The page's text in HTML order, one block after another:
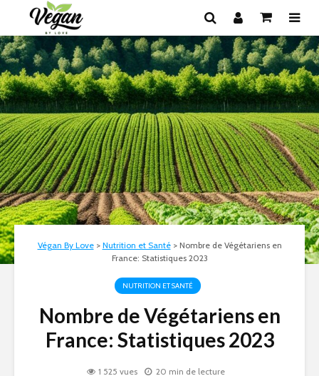
Végan By Love> Nutrition et Santé> Nombre de Végétariens en
France: Statistiques 2023
NUTRITION ET SANTÉ
Nombre de Végétariens en
France: Statistiques 2023
1 525 vues 20 min de lecture